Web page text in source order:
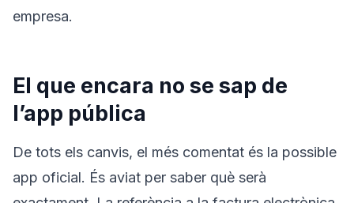
empresa.
El que encara no se sap de
l’app pública
De tots els canvis, el més comentat és la possible
app oficial. És aviat per saber què serà